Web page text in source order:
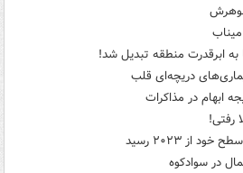
به ابرقدرت منطقه تبدیل شد!
دریچه‌ای قلب
ابهام در مذاکرات
رفتی!
از ۲۰۲۳ رسید
در سوادکوه